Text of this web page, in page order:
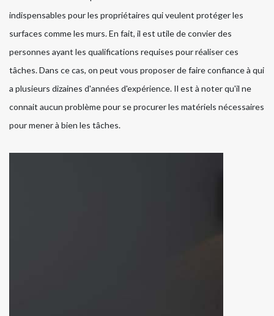
indispensables pour les propriétaires qui veulent protéger les
surfaces comme les murs. En fait, il est utile de convier des
personnes ayant les qualifications requises pour réaliser ces
tâches. Dans ce cas, on peut vous proposer de faire confiance à qui
a plusieurs dizaines d'années d'expérience. Il est à noter qu'il ne
connait aucun problème pour se procurer les matériels nécessaires
pour mener à bien les tâches.